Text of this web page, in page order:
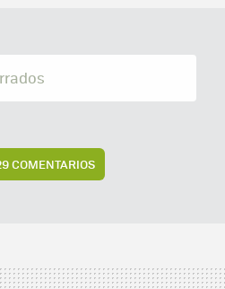
COMENTARIOS